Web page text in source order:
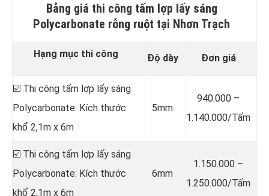
Bảng giá thi công tấm lợp lấy sáng
Polycarbonate rỗng ruột tại Nhơn Trạch
Hạng mục thi công Độ dày Đơn giá
☑️ Thi công tấm lợp lấy sáng
Polycarbonate: Kích thước
khổ 2,1m x 6m
5mm
940.000 –
1.140.000/Tấm
☑️ Thi công tấm lợp lấy sáng
Polycarbonate: Kích thước
khổ 2,1m x 6m
6mm
1.150.000 –
1.250.000/Tấm